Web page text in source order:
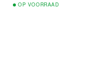
OP VOORRAAD